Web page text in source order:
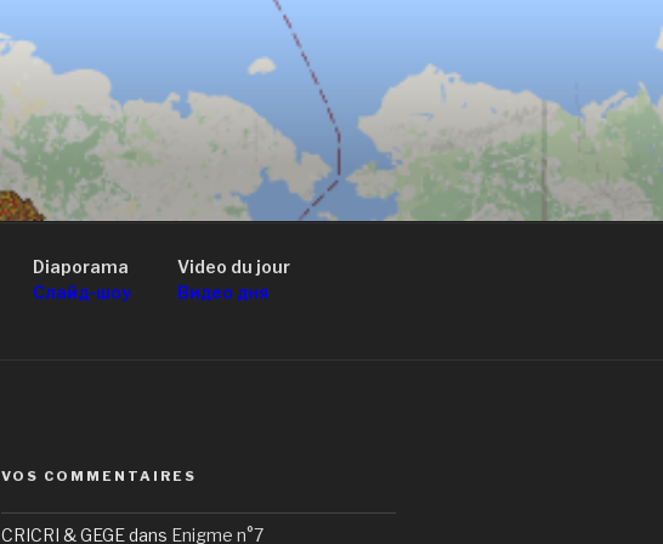
Diaporama
Слайд-шоу
Video du jour
Видео дня
VOS COMMENTAIRES
CRICRI & GEGEdans Enigme n°7